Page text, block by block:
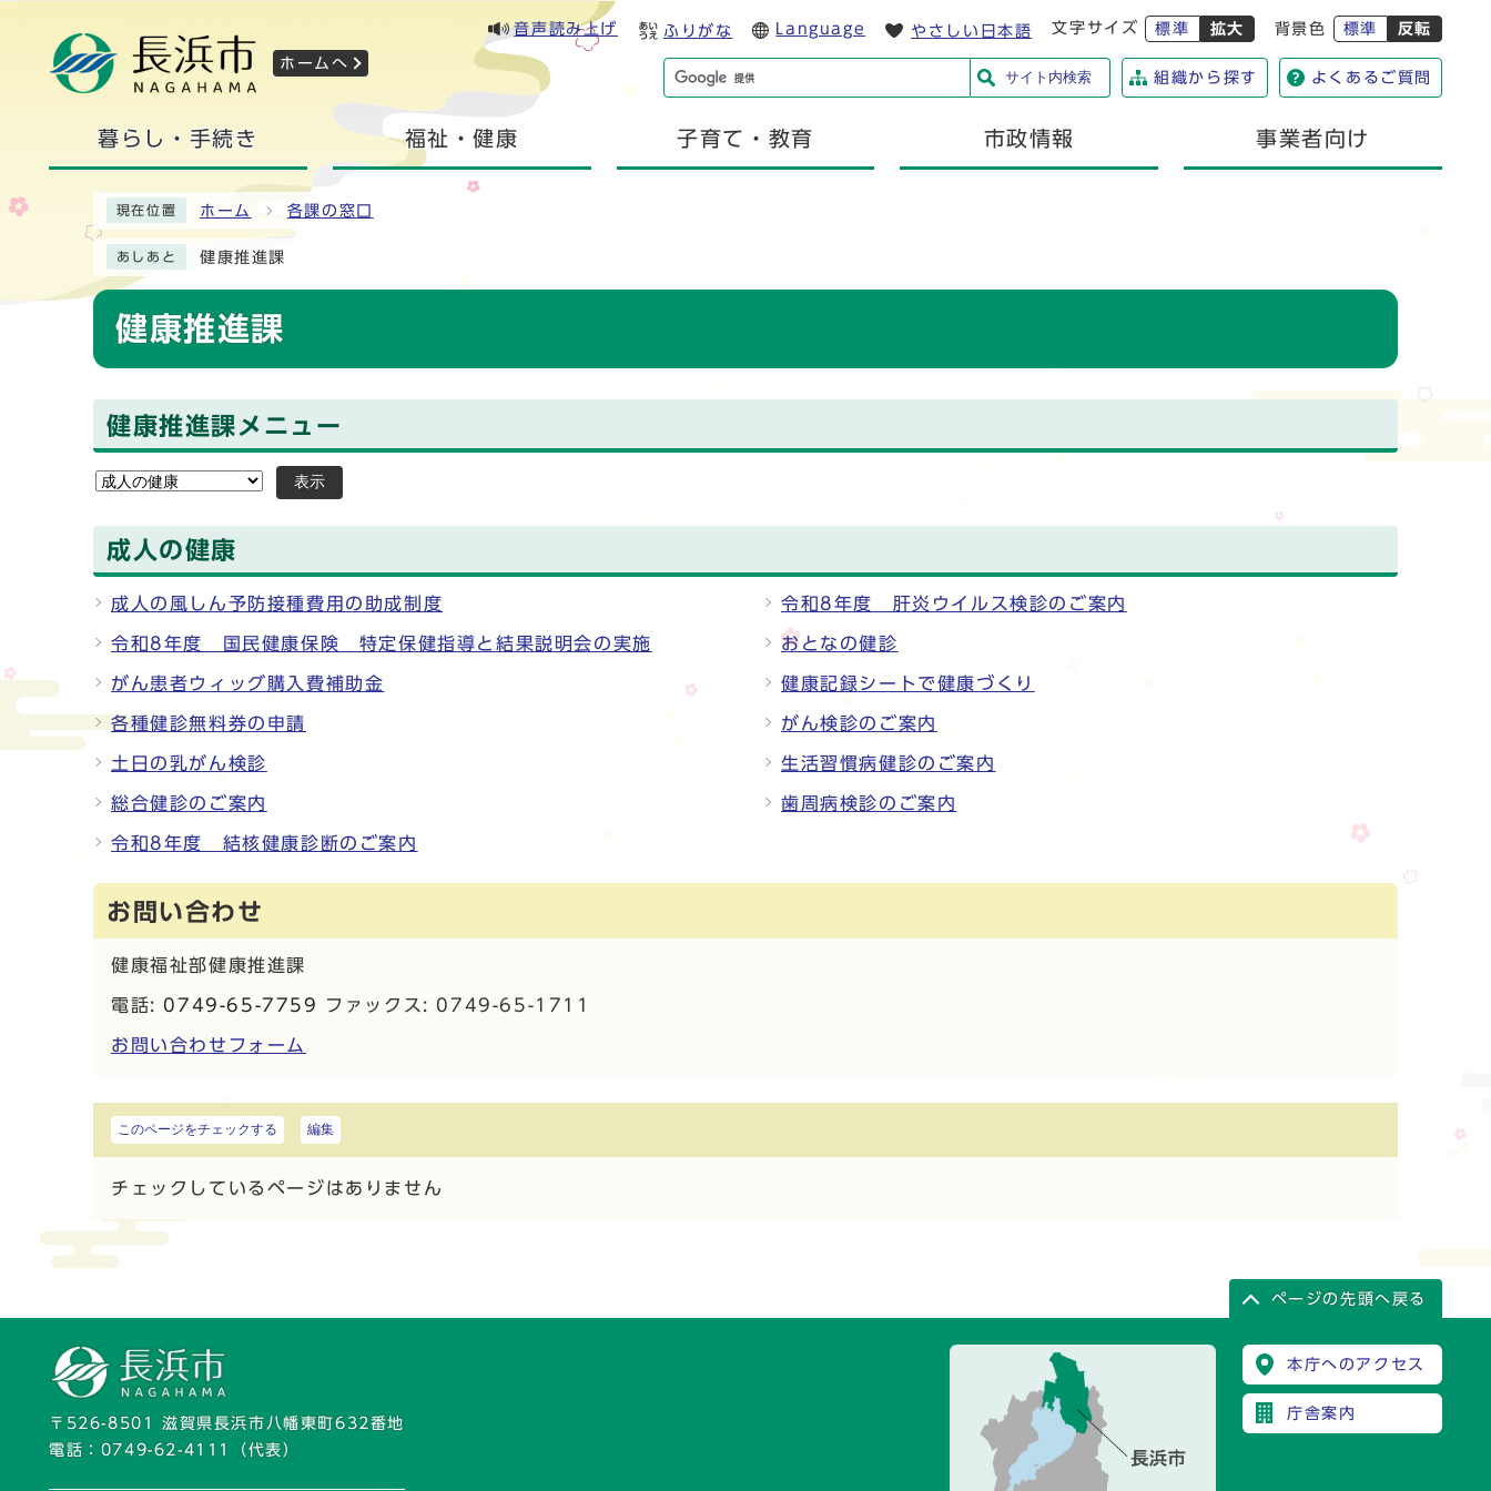
ホームへ
音声読み上げ ふりがな Language やさしい日本語 文字サイズ 標準 拡大 背景色 標準 反転
サイト内検索 組織から探す よくあるご質問
暮らし・手続き 福祉・健康 子育て・教育 市政情報 事業者向け
現在位置 ホーム 各課の窓口
あしあと 健康推進課
健康推進課
健康推進課メニュー
表示
成人の健康
成人の風しん予防接種費用の助成制度 令和8年度 肝炎ウイルス検診のご案内
令和8年度 国民健康保険 特定保健指導と結果説明会の実施 おとなの健診
がん患者ウィッグ購入費補助金 健康記録シートで健康づくり
各種健診無料券の申請 がん検診のご案内
土日の乳がん検診 生活習慣病健診のご案内
総合健診のご案内 歯周病検診のご案内
令和8年度 結核健康診断のご案内
お問い合わせ
健康福祉部健康推進課
電話: 0749-65-7759 ファックス: 0749-65-1711
お問い合わせフォーム
このページをチェックする 編集
チェックしているページはありません
ページの先頭へ戻る
〒526-8501 滋賀県長浜市八幡東町632番地
電話： 0749-62-4111 （代表）
本庁へのアクセス
庁舎案内